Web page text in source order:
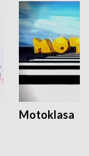
Motoklasa